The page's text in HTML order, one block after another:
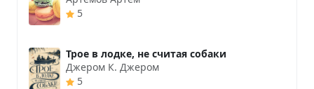
5
Трое в лодке, не считая собаки
Джером К. Джером
5